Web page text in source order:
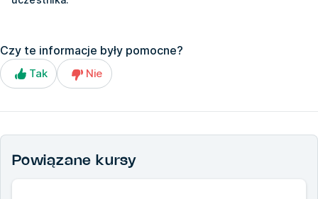
Czy te informacje były pomocne?
Tak Nie
Powiązane kursy